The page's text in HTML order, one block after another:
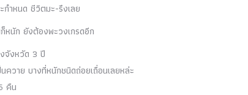
กำหนด ชีวิตมะ-รึงเลย
หนัก ยังต้องพะวงเกรดอีก
จังหวัด 3 ปี
วาย บางที่หนักชนิดถ่อยเถื่อนเลยหล่ะ
คืน